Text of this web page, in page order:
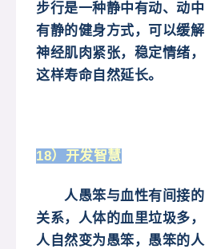
步行是一种静中有动、动中
有静的健身方式，可以缓解
神经肌肉紧张，稳定情绪，
这样寿命自然延长。
18）开发智慧
人愚笨与血性有间接的
关系，人体的血里垃圾多，
人自然变为愚笨，愚笨的人